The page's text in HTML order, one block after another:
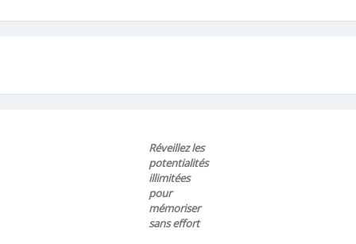
Réveillez les
potentialités
illimitées
pour
mémoriser
sans effort